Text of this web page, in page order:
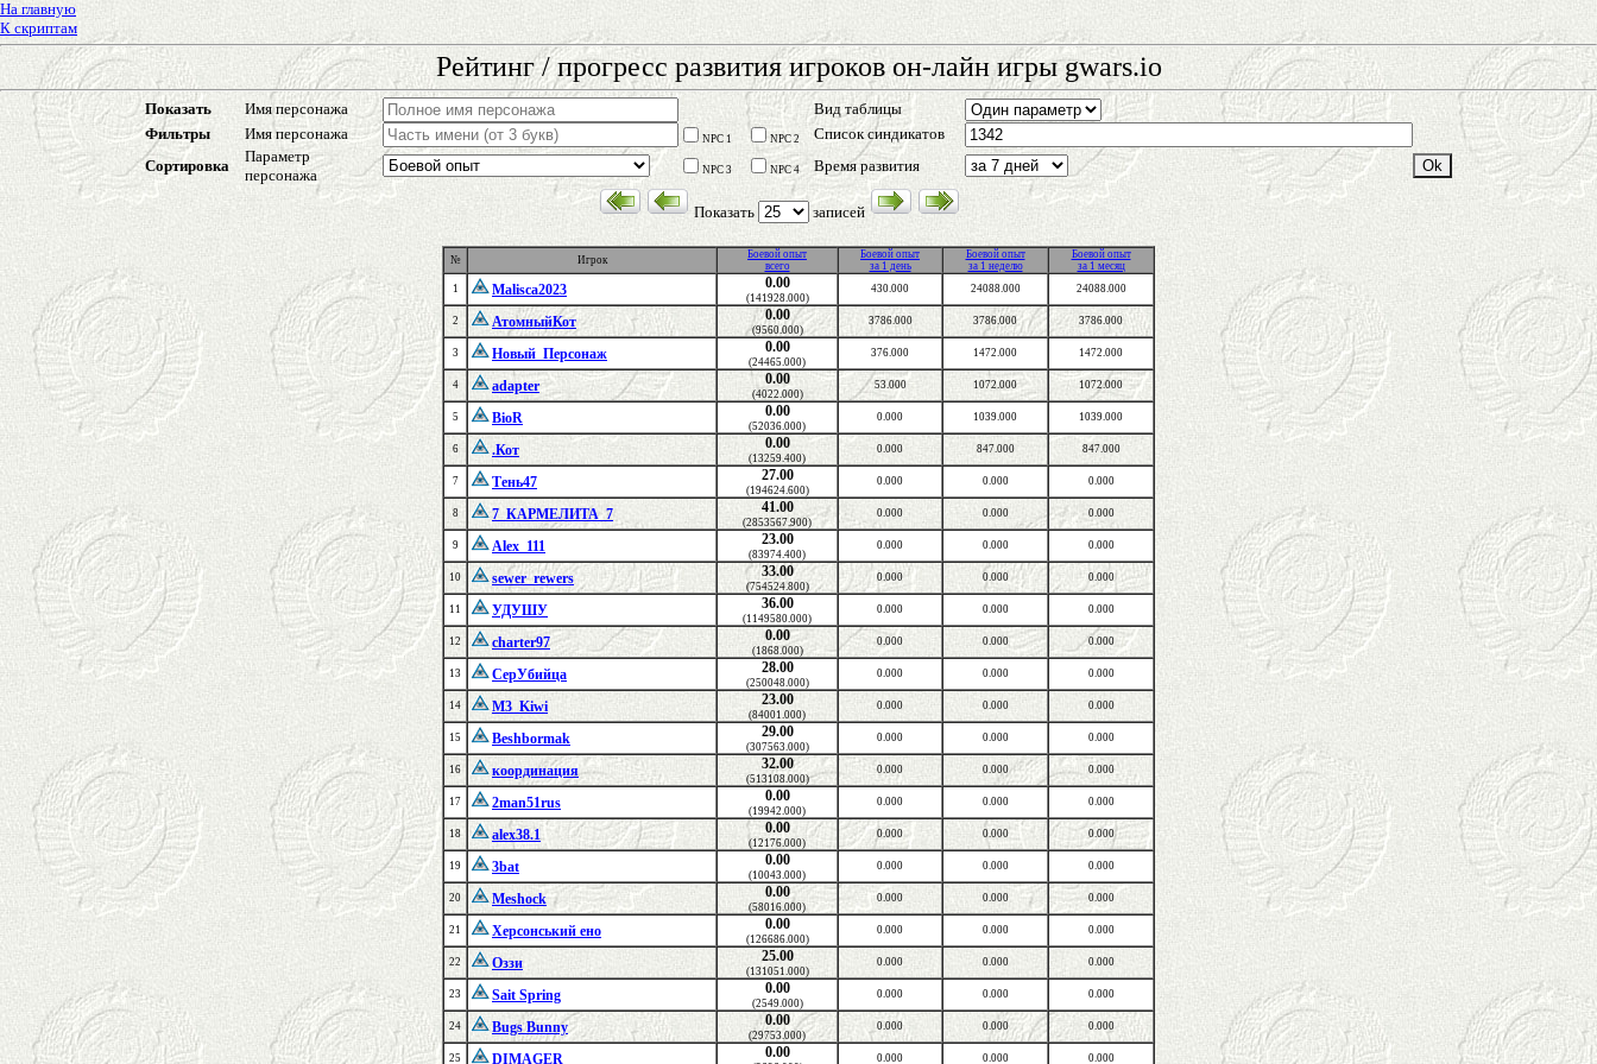
На главную
К скриптам
Рейтинг / прогресс развития игроков он-лайн игры gwars.io
Показать Имя персонажа
Вид таблицы
Фильтры
Имя персонажа NPC 1 NPC 2
Список синдикатов
Сортировка
Параметр
персонажа
NPC 3 NPC 4 Время развития
Показать записей
№ Игрок
Боевой опыт
всего
Боевой опыт
за 1 день
Боевой опыт
за 1 неделю
Боевой опыт
за 1 месяц
1
Malisca2023 0.00
(141928.000)
430.000 24088.000 24088.000
2 АтомныйКот 0.00
(9560.000)
3786.000 3786.000 3786.000
3 Новый_Персонаж 0.00
(24465.000)
376.000 1472.000 1472.000
4 adapter 0.00
(4022.000)
53.000 1072.000 1072.000
5 BioR 0.00
(52036.000)
0.000 1039.000 1039.000
6 .Кот 0.00
(13259.400)
0.000 847.000 847.000
7 Тень47 27.00
(194624.600)
0.000 0.000 0.000
8 7_КАРМЕЛИТА_7 41.00
(2853567.900)
0.000 0.000 0.000
9 Alex_111 23.00
(83974.400)
0.000 0.000 0.000
10 sewer_rewers 33.00
(754524.800)
0.000 0.000 0.000
11 УДУШУ 36.00
(1149580.000)
0.000 0.000 0.000
12 charter97 0.00
(1868.000)
0.000 0.000 0.000
13 СерУбийца 28.00
(250048.000)
0.000 0.000 0.000
14 M3_Kiwi 23.00
(84001.000)
0.000 0.000 0.000
15 Beshbormak 29.00
(307563.000)
0.000 0.000 0.000
16 координация 32.00
(513108.000)
0.000 0.000 0.000
17 2man51rus 0.00
(19942.000)
0.000 0.000 0.000
18 alex38.1 0.00
(12176.000)
0.000 0.000 0.000
19 3bat 0.00
(10043.000)
0.000 0.000 0.000
20 Meshock 0.00
(58016.000)
0.000 0.000 0.000
21 Херсонський ено 0.00
(126686.000)
0.000 0.000 0.000
22 Оззи 25.00
(131051.000)
0.000 0.000 0.000
23 Sait Spring 0.00
(2549.000)
0.000 0.000 0.000
24 Bugs Bunny 0.00
(29753.000)
0.000 0.000 0.000
25 DIMAGER 0.00 0.000 0.000 0.000